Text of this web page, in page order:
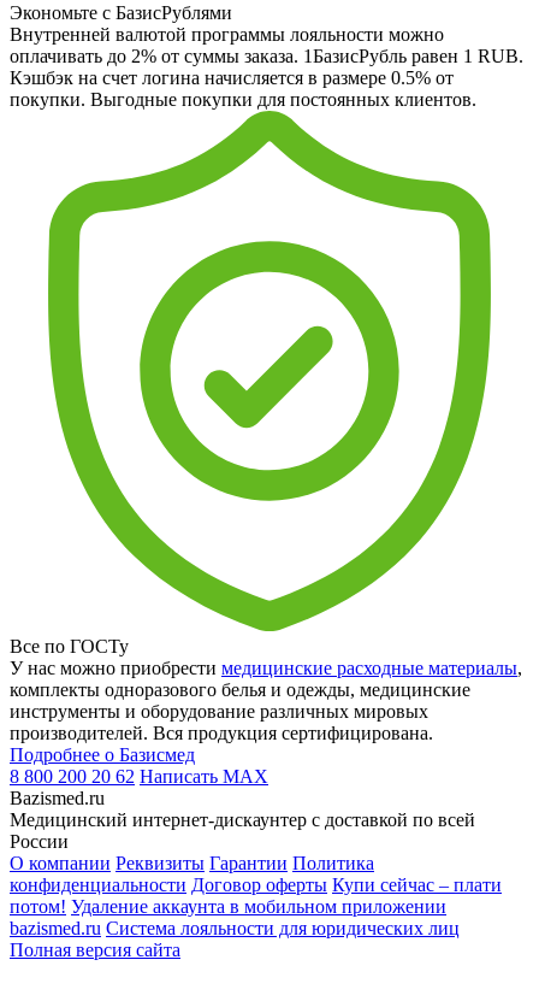
Экономьте с БазисРублями
Внутренней валютой программы лояльности можно
оплачивать до 2% от суммы заказа. 1БазисРубль равен 1 RUB.
Кэшбэк на счет логина начисляется в размере 0.5% от
покупки. Выгодные покупки для постоянных клиентов.
Все по ГОСТу
У нас можно приобрести медицинские расходные материалы,
комплекты одноразового белья и одежды, медицинские
инструменты и оборудование различных мировых
производителей. Вся продукция сертифицирована.
Подробнее о Базисмед
8 800 200 20 62 Написать MAX
Bazismed.ru
Медицинский интернет-дискаунтер с доставкой по всей
России
О компании Реквизиты Гарантии Политика
конфиденциальности Договор оферты Купи сейчас – плати
потом! Удаление аккаунта в мобильном приложении
bazismed.ru Система лояльности для юридических лиц
Полная версия сайта